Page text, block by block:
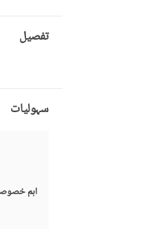
تفصیل
سہولیات
اہم